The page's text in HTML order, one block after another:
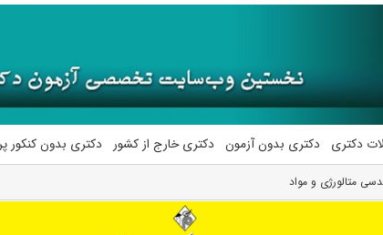
دکتری دکتری بدون آزمون دکتری خارج از کشور دکتری بدون کنکور
ﻣﺘﺎﻟﻮرژی و ﻣﻮاد